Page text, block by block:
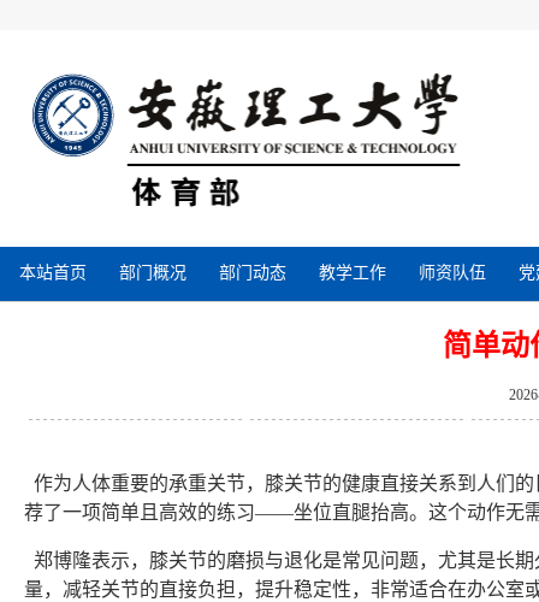
本站首页 部门概况 部门动态 教学工作 师资队伍 党
简单动
作为人体重要的承重关节，膝关节的健康直接关系到人们
荐了一项简单且高效的练习——坐位直腿抬高。这个动作无
郑博隆表示，膝关节的磨损与退化是常见问题，尤其是长
量，减轻关节的直接负担，提升稳定性，非常适合在办公